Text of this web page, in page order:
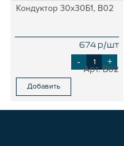
Кондуктор 30х30Б1, B02
674 р/шт
- +
B02
Добавить